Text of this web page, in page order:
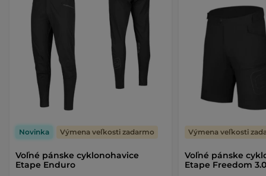
Voľné pánske cyklonohavice
Etape Enduro
Novinka Výmena veľkosti zadarmo
Voľné pánske
Etape Freedom
Výmena veľkosti